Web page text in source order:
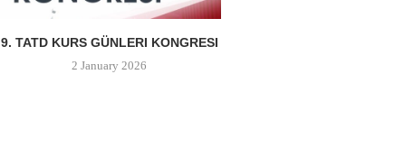
9. TATD KURS GÜNLERI KONGRESI
2 January 2026